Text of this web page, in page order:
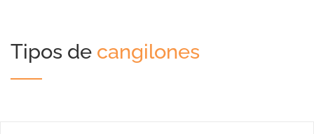
Tipos de cangilones